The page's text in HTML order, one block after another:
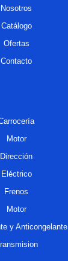
Nosotros
Catálogo
Ofertas
Contacto
Motor
Dirección
Eléctrico
Frenos
Motor
y Anticongelante